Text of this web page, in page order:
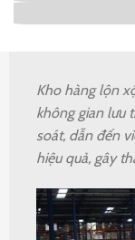
Kho hàng lộn
không gian lưu
soát, dẫn đến
hiệu quả, gây